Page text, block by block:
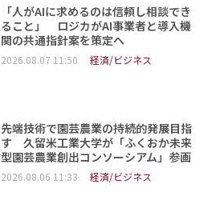
「人がAIに求めるのは信頼し相談でき
ること」 ロジカがAI事業者と導入機
関の共通指針案を策定へ
2026.08.07 11:50 経済/ビジネス
先端技術で園芸農業の持続的発展目指
す 久留米工業大学が「ふくおか未来
型園芸農業創出コンソーシアム」参画
2026.08.06 11:33 経済/ビジネス